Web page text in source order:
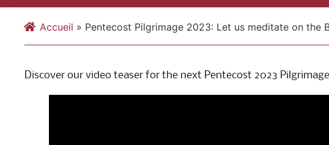
Accueil » Pentecost Pilgrimage 2023: Let us meditate on the
Discover our video teaser for the next Pentecost 2023